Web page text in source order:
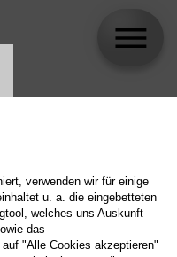
verwenden wir für einige
u. a. die eingebetteten
welches uns Auskunft
das
"Alle Cookies akzeptieren"